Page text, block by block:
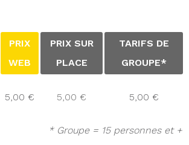
PRIX
WEB
PRIX SUR
PLACE
TARIFS DE
GROUPE*
5,00 € 5,00 € 5,00 €
* Groupe = 15 personnes et +